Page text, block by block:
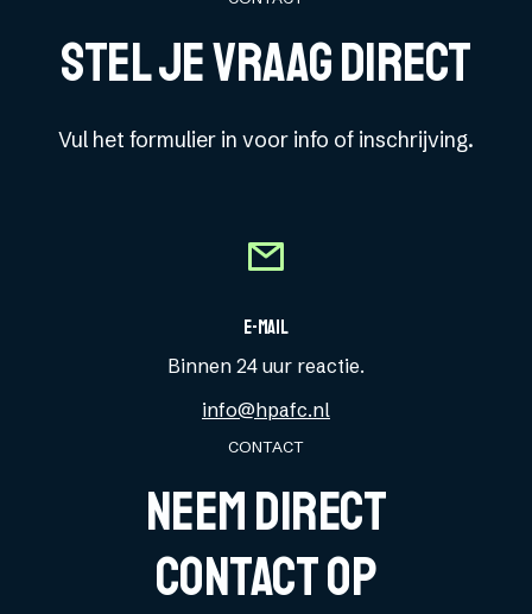
Stel je vraag direct
Vul het formulier in voor info of inschrijving.
E-mail
Binnen 24 uur reactie.
info@hpafc.nl
CONTACT
Neem direct
contact op